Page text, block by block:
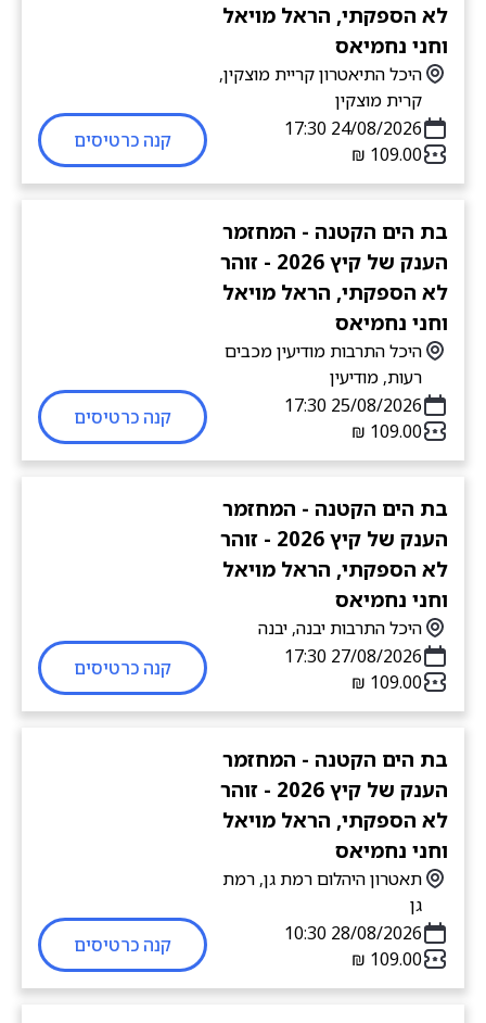
לא הספקתי, הראל מויאל
וחני נחמיאס
היכל התיאטרון קריית מוצקין,
קרית מוצקין
24/08/2026 17:30
קנה כרטיסים
בת הים הקטנה - המחזמר
הענק של קיץ 2026 - זוהר
לא הספקתי, הראל מויאל
וחני נחמיאס
היכל התרבות מודיעין מכבים
רעות, מודיעין
25/08/2026 17:30
קנה כרטיסים
בת הים הקטנה - המחזמר
הענק של קיץ 2026 - זוהר
לא הספקתי, הראל מויאל
וחני נחמיאס
היכל התרבות יבנה, יבנה
27/08/2026 17:30
קנה כרטיסים
בת הים הקטנה - המחזמר
הענק של קיץ 2026 - זוהר
לא הספקתי, הראל מויאל
וחני נחמיאס
תאטרון היהלום רמת גן, רמת
גן
28/08/2026 10:30
קנה כרטיסים